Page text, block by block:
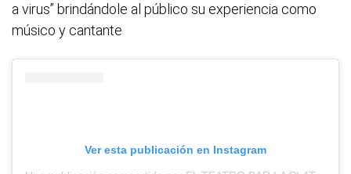
a virus” brindándole al público su experiencia como
músico y cantante
Ver esta publicación en Instagram